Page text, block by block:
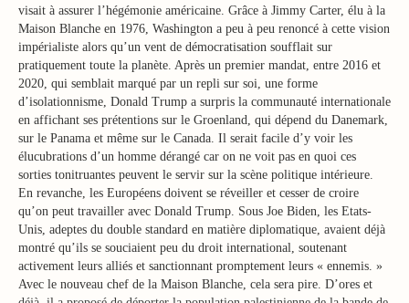
visait à assurer l’hégémonie américaine. Grâce à Jimmy Carter, élu à la
Maison Blanche en 1976, Washington a peu à peu renoncé à cette vision
impérialiste alors qu’un vent de démocratisation soufflait sur
pratiquement toute la planète. Après un premier mandat, entre 2016 et
2020, qui semblait marqué par un repli sur soi, une forme
d’isolationnisme, Donald Trump a surpris la communauté internationale
en affichant ses prétentions sur le Groenland, qui dépend du Danemark,
sur le Panama et même sur le Canada. Il serait facile d’y voir les
élucubrations d’un homme dérangé car on ne voit pas en quoi ces
sorties tonitruantes peuvent le servir sur la scène politique intérieure.
En revanche, les Européens doivent se réveiller et cesser de croire
qu’on peut travailler avec Donald Trump. Sous Joe Biden, les Etats-
Unis, adeptes du double standard en matière diplomatique, avaient déjà
montré qu’ils se souciaient peu du droit international, soutenant
activement leurs alliés et sanctionnant promptement leurs « ennemis. »
Avec le nouveau chef de la Maison Blanche, cela sera pire. D’ores et